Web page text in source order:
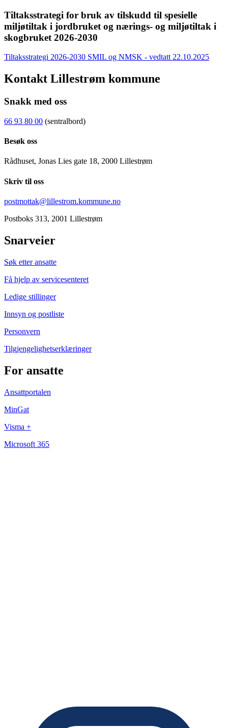
Tiltaksstrategi for bruk av tilskudd til spesielle
miljøtiltak i jordbruket og nærings- og miljøtiltak i
skogbruket 2026-2030
Tiltaksstrategi 2026-2030 SMIL og NMSK - vedtatt 22.10.2025
Kontakt Lillestrøm kommune
Snakk med oss
66 93 80 00 (sentralbord)
Besøk oss
Rådhuset, Jonas Lies gate 18, 2000 Lillestrøm
Skriv til oss
postmottak@lillestrom.kommune.no
Postboks 313, 2001 Lillestrøm
Snarveier
Søk etter ansatte
Få hjelp av servicesenteret
Ledige stillinger
Innsyn og postliste
Personvern
Tilgjengelighetserklæringer
For ansatte
Ansattportalen
MinGat
Visma +
Microsoft 365